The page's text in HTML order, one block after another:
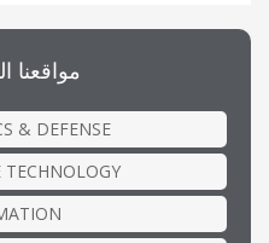
مواقعنا
& DEFENSE
TECHNOLOGY